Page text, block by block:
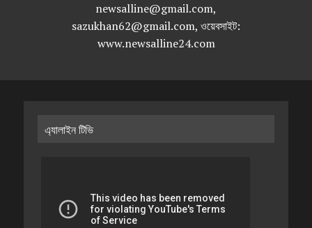
newsalline@gmail.com,
sazukhan62@gmail.com, ওয়েবসাইট:
www.newsalline24.com
এ্যালাইন টিভি